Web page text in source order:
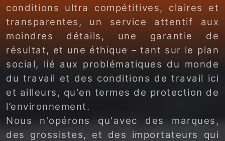
conditions ultra compétitives, claires et
transparentes, un service attentif aux
moindres détails, une garantie de
résultat, et une éthique – tant sur le plan
social, lié aux problématiques du monde
du travail et des conditions de travail ici
et ailleurs, qu'en termes de protection de
l’environnement.
Nous n'opérons qu'avec des marques,
des grossistes, et des importateurs qui